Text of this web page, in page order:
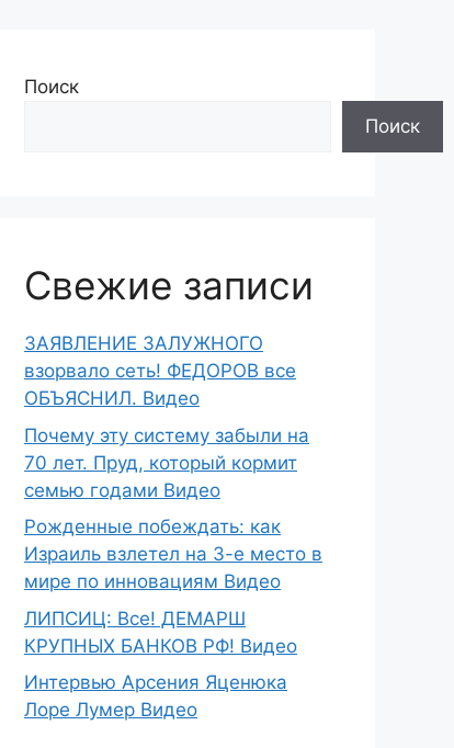
Поиск
Поиск
Свежие записи
ЗАЯВЛЕНИЕ ЗАЛУЖНОГО
взорвало сеть! ФЕДОРОВ все
ОБЪЯСНИЛ. Видео
Почему эту систему забыли на
70 лет. Пруд, который кормит
семью годами Видео
Рожденные побеждать: как
Израиль взлетел на 3-е место в
мире по инновациям Видео
ЛИПСИЦ: Все! ДЕМАРШ
КРУПНЫХ БАНКОВ РФ! Видео
Интервью Арсения Яценюка
Лоре Лумер Видео